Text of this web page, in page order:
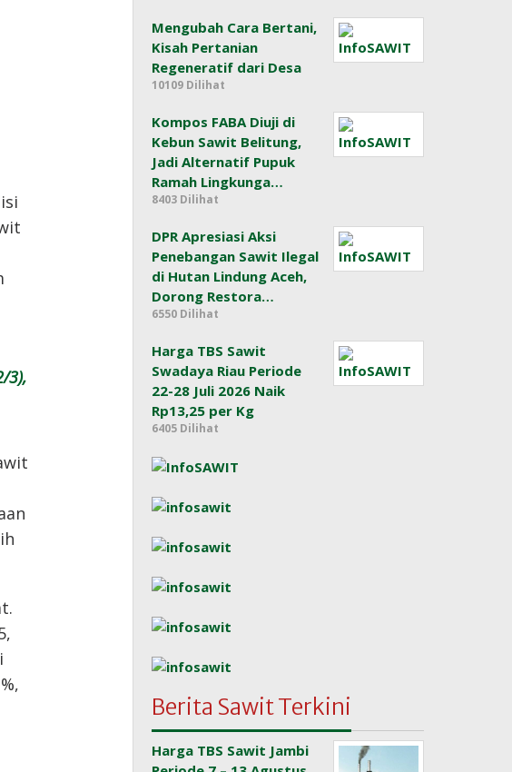
3),
Mengubah Cara Bertani,
Kisah Pertanian
Regeneratif dari Desa
10109 Dilihat
Kompos FABA Diuji di
Kebun Sawit Belitung,
Jadi Alternatif Pupuk
Ramah Lingkunga…
8403 Dilihat
DPR Apresiasi Aksi
Penebangan Sawit Ilegal
di Hutan Lindung Aceh,
Dorong Restora…
6550 Dilihat
Harga TBS Sawit
Swadaya Riau Periode
22-28 Juli 2026 Naik
Rp13,25 per Kg
6405 Dilihat
Berita Sawit Terkini
Harga TBS Sawit Jambi